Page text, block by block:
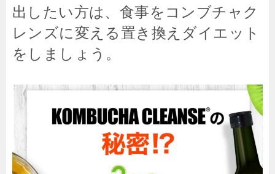
出したい方は、食事をコンブチャク
レンズに変える置き換えダイエット
をしましょう。